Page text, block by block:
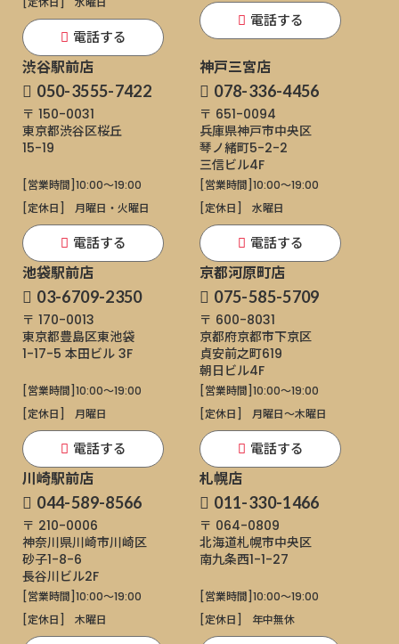
電話する
電話する
渋谷駅前店
050-3555-7422
〒 150-0031
東京都渋谷区桜丘
15-19
[営業時間]10:00～19:00
[定休日]
月曜日・火曜日
電話する
神戸三宮店
078-336-4456
〒 651-0094
兵庫県神戸市中央区
琴ノ緒町5-2-2
三信ビル4F
[営業時間]10:00～19:00
[定休日]
水曜日
電話する
池袋駅前店
03-6709-2350
〒 170-0013
東京都豊島区東池袋
1-17-5 本田ビル 3F
[営業時間]10:00～19:00
[定休日]
月曜日
電話する
京都河原町店
075-585-5709
〒 600-8031
京都府京都市下京区
貞安前之町619
朝日ビル4F
[営業時間]10:00～19:00
[定休日]
月曜日〜木曜日
電話する
川崎駅前店
044-589-8566
〒 210-0006
神奈川県川崎市川崎区
砂子1-8-6
長谷川ビル2F
[営業時間]10:00～19:00
[定休日]
木曜日
札幌店
011-330-1466
〒 064-0809
北海道札幌市中央区
南九条西1-1-27
[営業時間]10:00～19:00
[定休日]
年中無休